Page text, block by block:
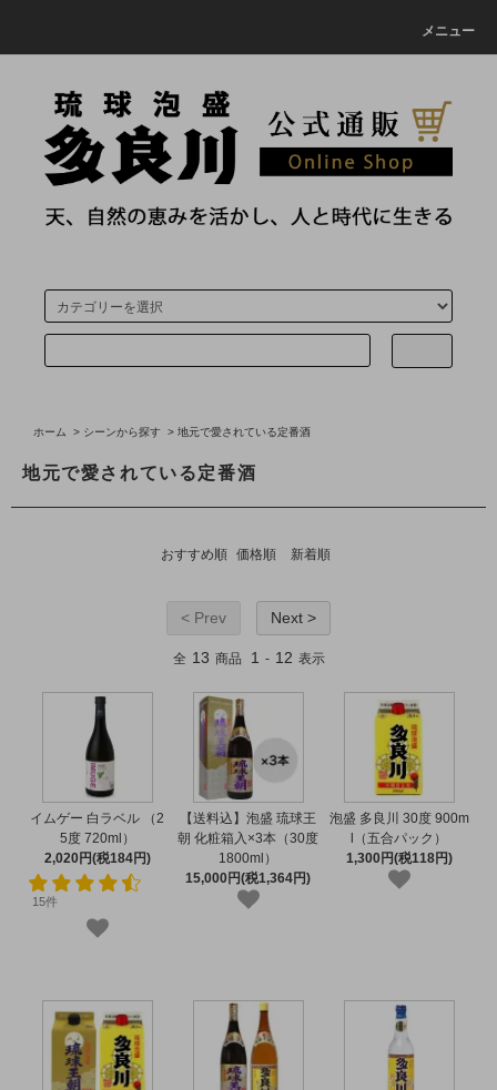
メニュー
ホーム > シーンから探す > 地元で愛されている定番酒
地元で愛されている定番酒
おすすめ順 価格順 新着順
< Prev Next >
全 13 商品 1 - 12 表示
イムゲー 白ラベル （2
5度 720ml）
2,020円(税184円)
15件
【送料込】泡盛 琉球王
朝 化粧箱入×3本（30度
1800ml）
15,000円(税1,364円)
泡盛 多良川 30度 900m
l（五合パック）
1,300円(税118円)